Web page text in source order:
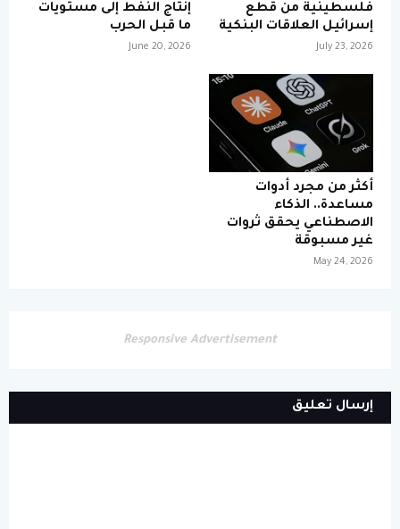
فلسطينية من قطع
إسرائيل العلاقات البنكية
July 23, 2026
إنتاج النفط إلى مستويات
ما قبل الحرب
June 20, 2026
أكثر من مجرد أدوات
مساعدة.. الذكاء
الاصطناعي يحقق ثروات
غير مسبوقة
May 24, 2026
Responsive Advertisement
إرسال تعليق